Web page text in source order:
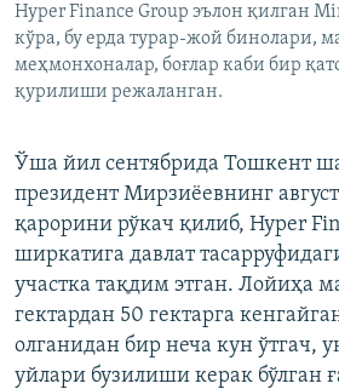
Hyper Finance Group эълон қилган
кўра, бу ерда турар-жой бинолари,
меҳмонхоналар, боғлар каби бир
қурилиши режаланган.
Ўша йил сентябрида Тошкент
президент Мирзиёевнинг
қарорини рўкач қилиб, Hyper
ширкатига давлат
участка тақдим этган. Лойиҳа
гектардан 50 гектарга
олганидан бир неча кун ўтгач,
уйлари бузилиши керак бўлган